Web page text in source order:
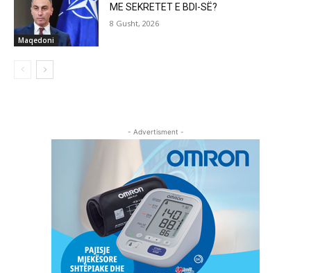
Maqedoni
ME SEKRETET E BDI-SË?
8 Gusht, 2026
- Advertisment -